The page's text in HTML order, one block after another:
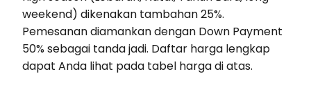
weekend) dikenakan tambahan 25%.
Pemesanan diamankan dengan Down Payment
50% sebagai tanda jadi. Daftar harga lengkap
dapat Anda lihat pada tabel harga di atas.